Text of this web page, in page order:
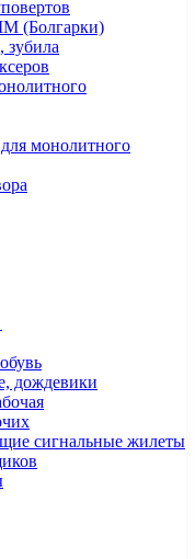
(Болгарки)
зубила
монолитного
дождевики
сигнальные жилеты